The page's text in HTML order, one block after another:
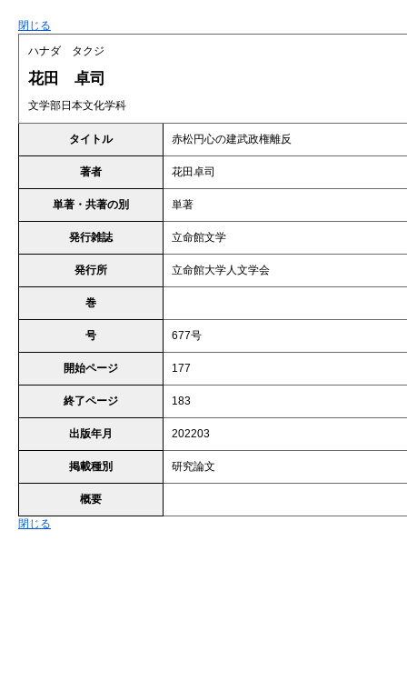
閉じる
ハナダ タクジ
花田 卓司
文学部日本文化学科
タイトル 赤松円心の建武政権離反
著者 花田卓司
単著・共著の別 単著
発行雑誌 立命館文学
発行所 立命館大学人文学会
巻
号 677号
開始ページ 177
終了ページ 183
出版年月 202203
掲載種別 研究論文
概要
閉じる